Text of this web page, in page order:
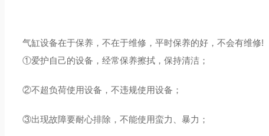
气缸设备在于保养，不在于维修，平时保养的好，不会有维修!
①爱护自己的设备，经常保养擦拭，保持清洁；
②不超负荷使用设备，不违规使用设备；
③出现故障要耐心排除，不能使用蛮力、暴力；